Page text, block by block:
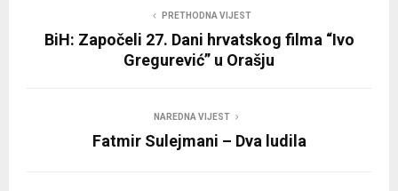
PRETHODNA VIJEST
BiH: Započeli 27. Dani hrvatskog filma “Ivo
Gregurević” u Orašju
NAREDNA VIJEST
Fatmir Sulejmani – Dva ludila